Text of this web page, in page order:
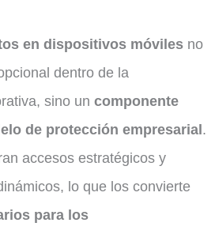
en dispositivos móviles no
dentro de la
sino un componente
de protección empresarial.
accesos estratégicos y
lo que los convierte
para los